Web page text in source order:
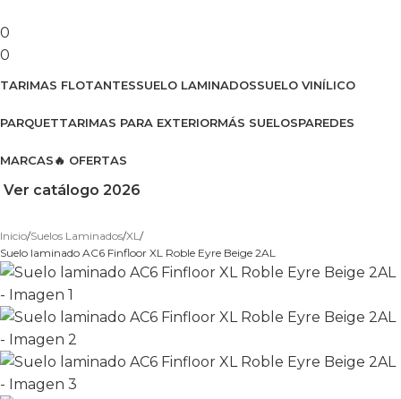
0
0
TARIMAS FLOTANTESSUELO LAMINADOSSUELO VINÍLICO
PARQUETTARIMAS PARA EXTERIORMÁS SUELOSPAREDES
MARCAS🔥 OFERTAS
Ver catálogo 2026
Inicio Suelos Laminados XL
Suelo laminado AC6 Finfloor XL Roble Eyre Beige 2AL